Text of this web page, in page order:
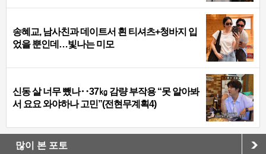
송혜교, 남사친과 데이트서 흰 티셔츠+청바지 입
었을 뿐인데…빛나는 미모
신동 살 너무 뺐나‥37㎏ 감량 부작용 “못 알아봐
서 요요 와야하나 고민”(전현무계획4)
많이 본 포토